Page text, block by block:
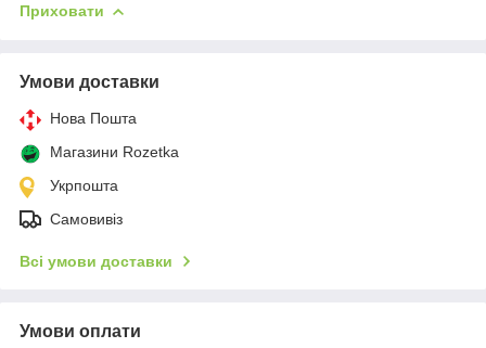
Приховати
Умови доставки
Нова Пошта
Магазини Rozetka
Укрпошта
Самовивіз
Всі умови доставки
Умови оплати